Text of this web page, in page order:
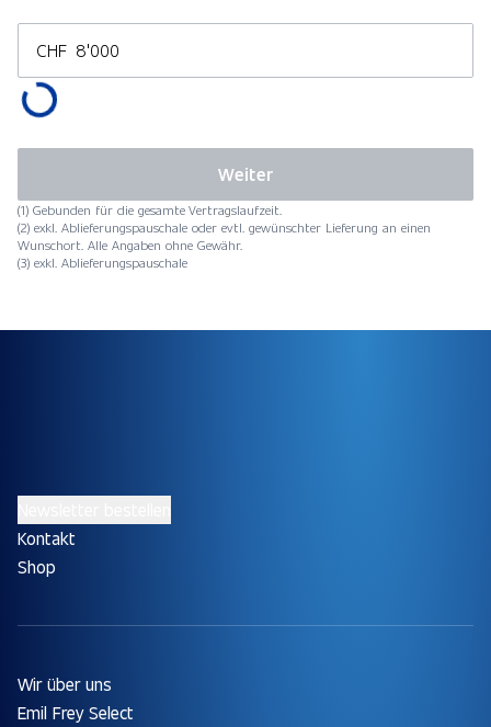
CHF
(1) Gebunden für die gesamte Vertragslaufzeit.
(2) exkl. Ablieferungspauschale oder evtl. gewünschter Lieferung an einen
Wunschort. Alle Angaben ohne Gewähr.
(3) exkl. Ablieferungspauschale
Weiter
Kontakt
Shop
Wir über uns
Emil Frey Select